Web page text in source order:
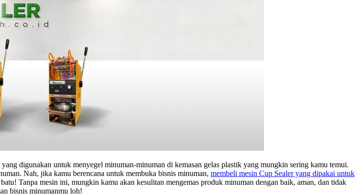
digunakan untuk menyegel minuman-minuman di kemasan gelas plastik yang mungkin sering kamu temui.
Nah, jika kamu berencana untuk membuka bisnis minuman, membeli mesin Cup Sealer yang dipakai untuk
Tanpa mesin ini, mungkin kamu akan kesulitan mengemas produk minuman dengan baik, aman, dan tidak
bisnis minumanmu loh!